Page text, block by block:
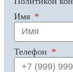
Имя
Телефон